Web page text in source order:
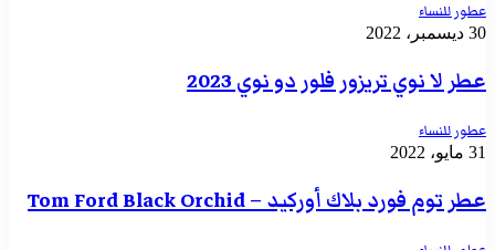
عطور للنساء
30 ديسمبر، 2022
عطر لا نوي تريزور فلور دو نوي 2023
عطور للنساء
31 مايو، 2022
عطر توم فورد بلاك أوركيد – Tom Ford Black Orchid